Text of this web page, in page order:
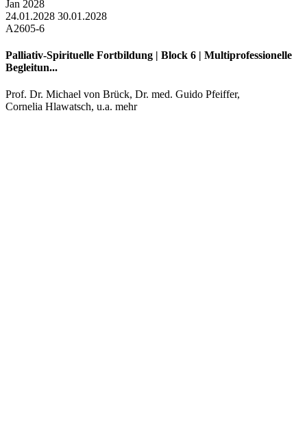
Jan 2028
24.01.2028 30.01.2028
A2605-6
Palliativ-Spirituelle Fortbildung | Block 6 | Multiprofessionelle
Begleitun...
Prof. Dr. Michael von Brück, Dr. med. Guido Pfeiffer,
Cornelia Hlawatsch, u.a. mehr